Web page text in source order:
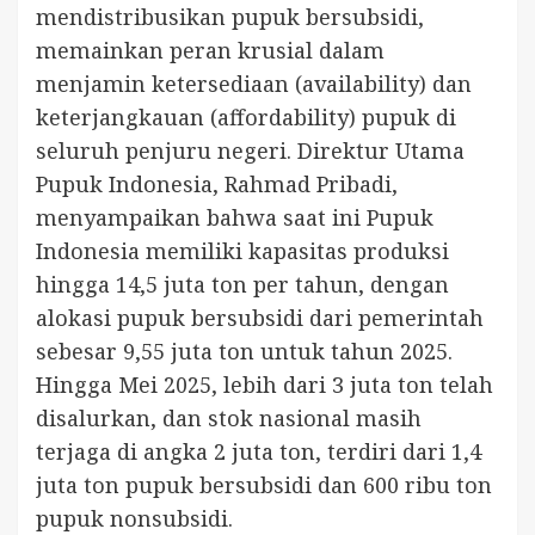
mendistribusikan pupuk bersubsidi,
memainkan peran krusial dalam
menjamin ketersediaan (availability) dan
keterjangkauan (affordability) pupuk di
seluruh penjuru negeri. Direktur Utama
Pupuk Indonesia, Rahmad Pribadi,
menyampaikan bahwa saat ini Pupuk
Indonesia memiliki kapasitas produksi
hingga 14,5 juta ton per tahun, dengan
alokasi pupuk bersubsidi dari pemerintah
sebesar 9,55 juta ton untuk tahun 2025.
Hingga Mei 2025, lebih dari 3 juta ton telah
disalurkan, dan stok nasional masih
terjaga di angka 2 juta ton, terdiri dari 1,4
juta ton pupuk bersubsidi dan 600 ribu ton
pupuk nonsubsidi.